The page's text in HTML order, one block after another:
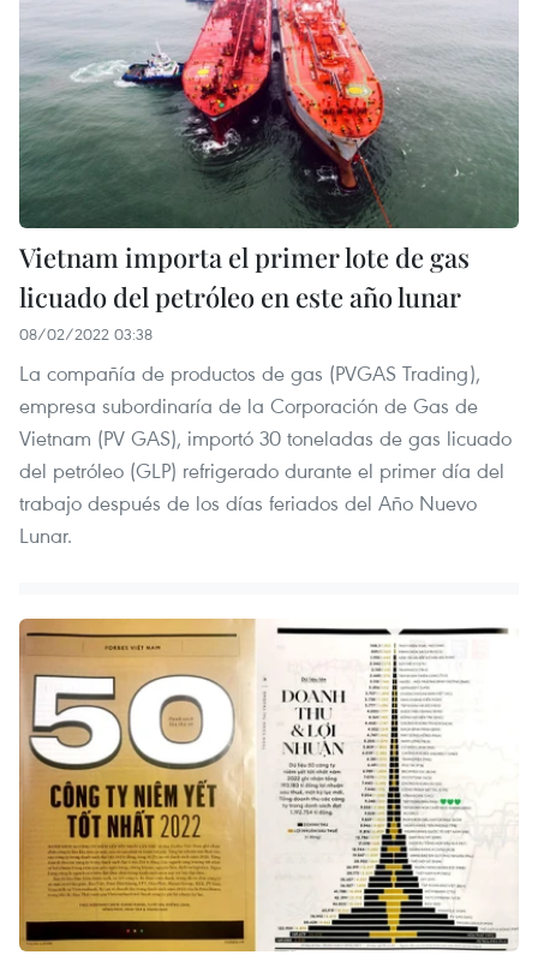
Vietnam importa el primer lote de gas
licuado del petróleo en este año lunar
08/02/2022 03:38
La compañía de productos de gas (PVGAS Trading),
empresa subordinaría de la Corporación de Gas de
Vietnam (PV GAS), importó 30 toneladas de gas licuado
del petróleo (GLP) refrigerado durante el primer día del
trabajo después de los días feriados del Año Nuevo
Lunar.